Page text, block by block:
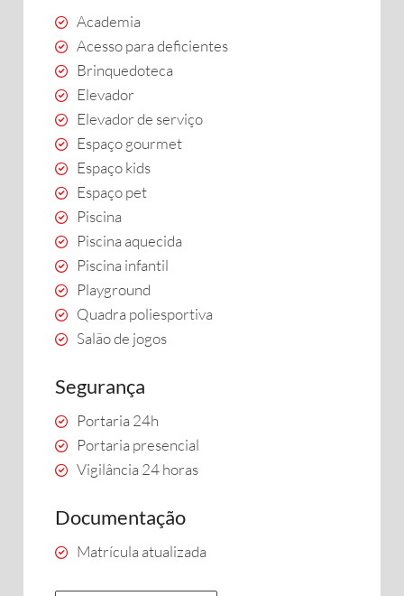
Academia
Acesso para deficientes
Brinquedoteca
Elevador
Elevador de serviço
Espaço gourmet
Espaço kids
Espaço pet
Piscina
Piscina aquecida
Piscina infantil
Playground
Quadra poliesportiva
Salão de jogos
Segurança
Portaria 24h
Portaria presencial
Vigilância 24 horas
Documentação
Matrícula atualizada